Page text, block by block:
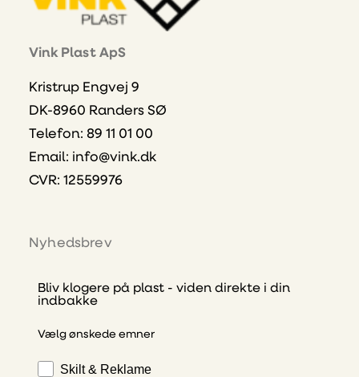
Vink Plast ApS
Kristrup Engvej 9
DK-8960 Randers SØ
Telefon: 89 11 01 00
Email: info@vink.dk
CVR: 12559976
Nyhedsbrev
Bliv klogere på plast - viden direkte i din
indbakke
Vælg ønskede emner
Skilt & Reklame